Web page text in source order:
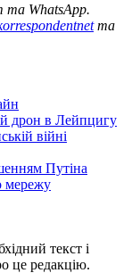
та WhatsApp.
та
дрон в Лейпцигу
війні
Путіна
мережу
текст і
це редакцію.